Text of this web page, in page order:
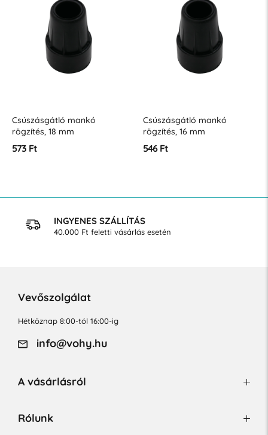
Csúszásgátló mankó
rögzítés, 18 mm
573 Ft
Csúszásgátló mankó
rögzítés, 16 mm
546 Ft
INGYENES SZÁLLÍTÁS
40.000 Ft feletti vásárlás esetén
Vevőszolgálat
Hétköznap 8:00-tól 16:00-ig
info@vohy.hu
A vásárlásról
Rólunk